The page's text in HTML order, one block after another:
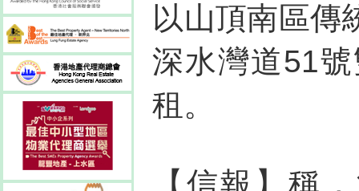
以山頂南區傳
深水灣道51
租。
【信報】稱